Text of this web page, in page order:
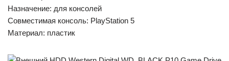
Назначение: для консолей
Совместимая консоль: PlayStation 5
Материал: пластик